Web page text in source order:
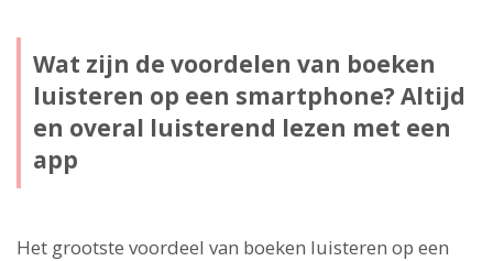
Wat zijn de voordelen van boeken
luisteren op een smartphone? Altijd
en overal luisterend lezen met een
app
Het grootste voordeel van boeken luisteren op een